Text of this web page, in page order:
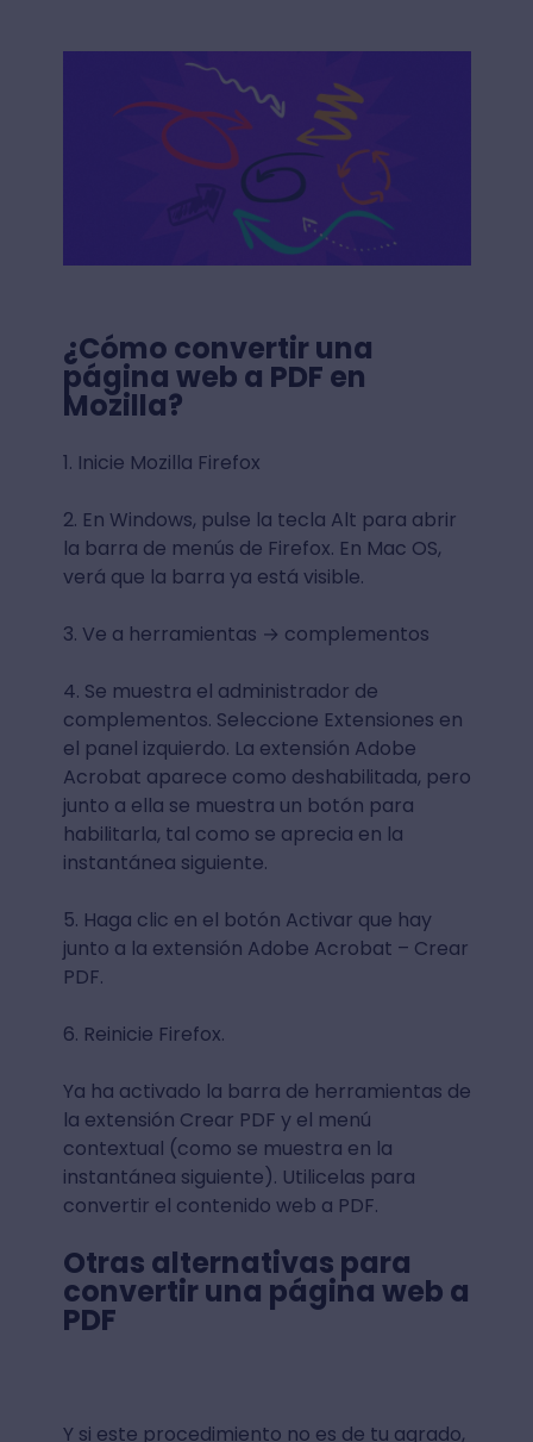
¿Cómo convertir una
página web a PDF en
Mozilla?
1. Inicie Mozilla Firefox
2. En Windows, pulse la tecla Alt para abrir
la barra de menús de Firefox. En Mac OS,
verá que la barra ya está visible.
3. Ve a herramientas → complementos
4. Se muestra el administrador de
complementos. Seleccione Extensiones en
el panel izquierdo. La extensión Adobe
Acrobat aparece como deshabilitada, pero
junto a ella se muestra un botón para
habilitarla, tal como se aprecia en la
instantánea siguiente.
5. Haga clic en el botón Activar que hay
junto a la extensión Adobe Acrobat – Crear
PDF.
6. Reinicie Firefox.
Ya ha activado la barra de herramientas de
la extensión Crear PDF y el menú
contextual (como se muestra en la
instantánea siguiente). Utilicelas para
convertir el contenido web a PDF.
Otras alternativas para
convertir una página web a
PDF
Y si este procedimiento no es de tu agrado,